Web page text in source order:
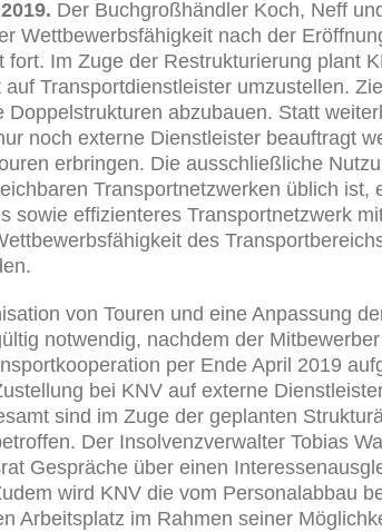
Der Buchgroßhändler Koch, Neff
Wettbewerbsfähigkeit nach der
fort. Im Zuge der Restrukturierung plant
Transportdienstleister umzustellen.
Doppelstrukturen abzubauen. Statt
noch externe Dienstleister beauftragt
erbringen. Die ausschließliche
Transportnetzwerken üblich ist,
sowie effizienteres Transportnetzwerk
des
von Touren und eine Anpassung
notwendig, nachdem der
per Ende April 2019
bei KNV auf externe
sind im Zuge der geplanten
Der Insolvenzverwalter Tobias
Gespräche über einen
wird KNV die vom Personalabbau
Arbeitsplatz im Rahmen seiner